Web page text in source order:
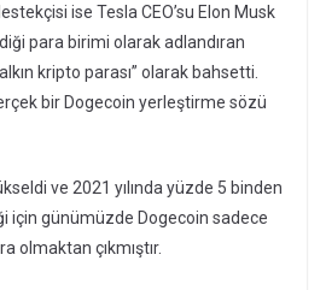
ise Tesla CEO’su Elon Musk
para birimi olarak adlandıran
kripto parası” olarak bahsetti.
bir Dogecoin yerleştirme sözü
ve 2021 yılında yüzde 5 binden
için günümüzde Dogecoin sadece
olmaktan çıkmıştır.